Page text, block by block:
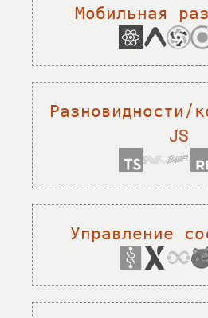
Мобильная
Разновидности/
JS
Управление